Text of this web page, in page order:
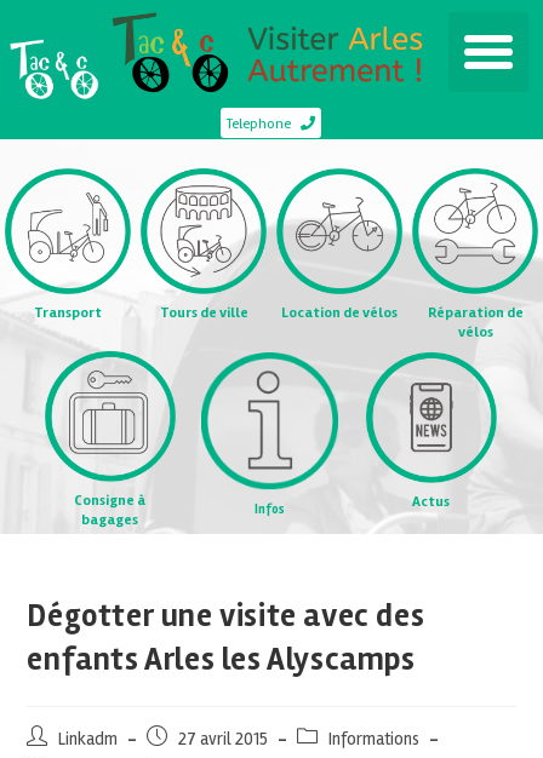
Telephone
Transport Tours de ville Location de vélos
Réparation de
vélos
Consigne à
bagages
Infos Actus
Dégotter une visite avec des
enfants Arles les Alyscamps
Linkadm 27 avril 2015
Informations